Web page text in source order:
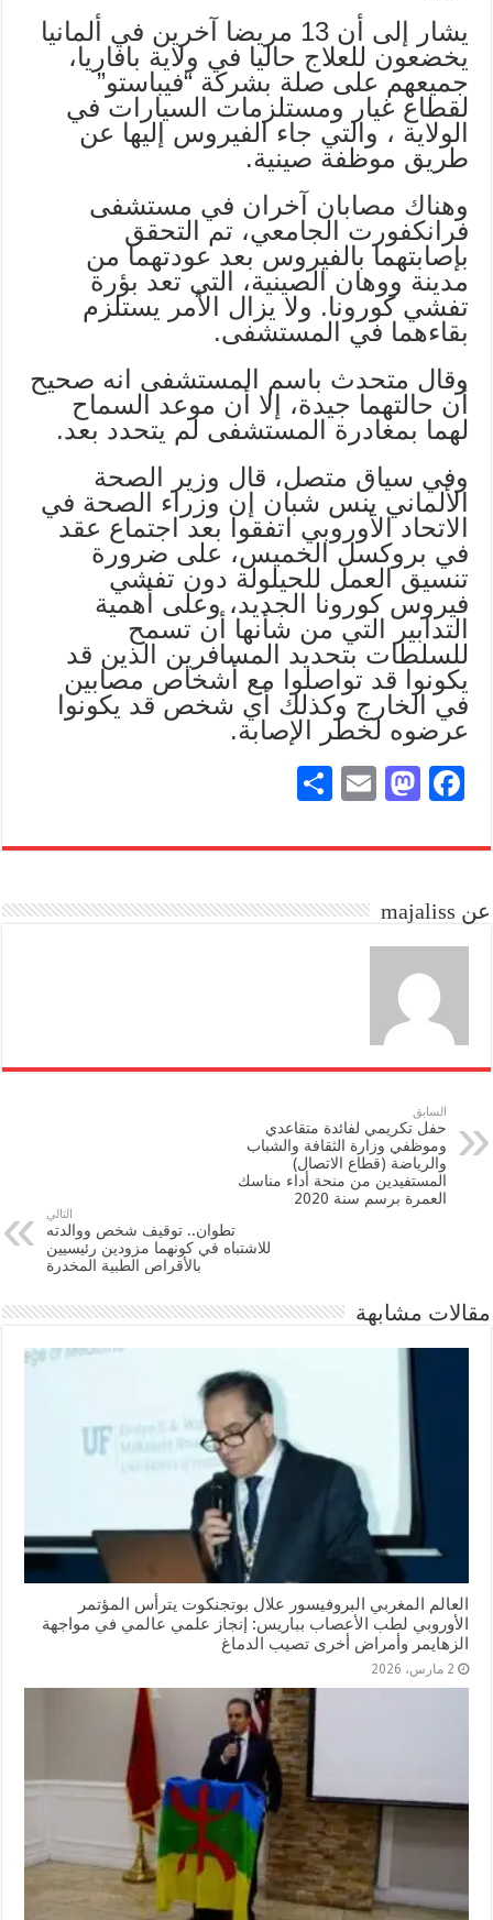
يشار إلى أن 13 مريضا آخرين في ألمانيا
يخضعون للعلاج حاليا في ولاية بافاريا،
جميعهم على صلة بشركة “فيباستو”
لقطاع غيار ومستلزمات السيارات في
الولاية ، والتي جاء الفيروس إليها عن
طريق موظفة صينية.
وهناك مصابان آخران في مستشفى
فرانكفورت الجامعي، تم التحقق
بإصابتهما بالفيروس بعد عودتهما من
مدينة ووهان الصينية، التي تعد بؤرة
تفشي كورونا. ولا يزال الأمر يستلزم
بقاءهما في المستشفى.
وقال متحدث باسم المستشفى انه صحيح
أن حالتهما جيدة، إلا أن موعد السماح
لهما بمغادرة المستشفى لم يتحدد بعد.
وفي سياق متصل، قال وزير الصحة
الألماني ينس شبان إن وزراء الصحة في
الاتحاد الأوروبي اتفقوا بعد اجتماع عقد
في بروكسل الخميس، على ضرورة
تنسيق العمل للحيلولة دون تفشي
فيروس كورونا الجديد، وعلى أهمية
التدابير التي من شأنها أن تسمح
للسلطات بتحديد المسافرين الذين قد
يكونوا قد تواصلوا مع أشخاص مصابين
في الخارج وكذلك أي شخص قد يكونوا
عرضوه لخطر الإصابة.
Fa
bo
M
to
n
E
ail
re
عن majaliss
السابق
حفل تكريمي لفائدة متقاعدي
وموظفي وزارة الثقافة والشباب
والرياضة (قطاع الاتصال)
المستفيدين من منحة أداء مناسك
العمرة برسم سنة 2020
التالي
تطوان.. توقيف شخص ووالدته
للاشتباه في كونهما مزودين رئيسيين
بالأقراص الطبية المخدرة
مقالات مشابهة
العالم المغربي البروفيسور علال بوتجنكوت يترأس المؤتمر
الأوروبي لطب الأعصاب بباريس: إنجاز علمي عالمي في مواجهة
الزهايمر وأمراض أخرى تصيب الدماغ
2 مارس، 2026